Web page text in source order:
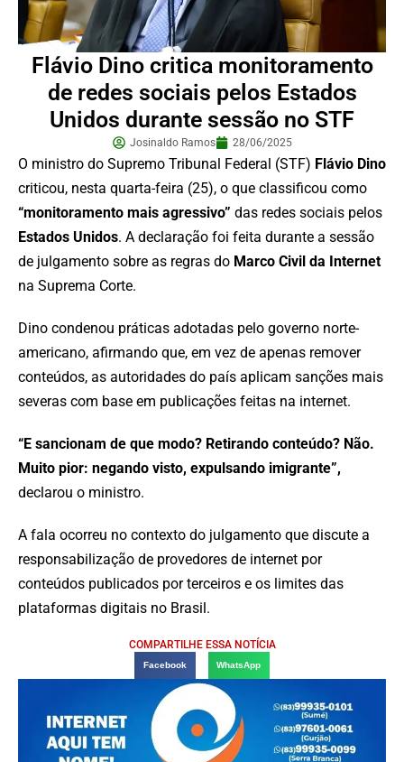
Flávio Dino critica monitoramento
de redes sociais pelos Estados
Unidos durante sessão no STF
Josinaldo Ramos 28/06/2025
O ministro do Supremo Tribunal Federal (STF) Flávio Dino
criticou, nesta quarta-feira (25), o que classificou como
“monitoramento mais agressivo” das redes sociais pelos
Estados Unidos. A declaração foi feita durante a sessão
de julgamento sobre as regras do Marco Civil da Internet
na Suprema Corte.
Dino condenou práticas adotadas pelo governo norte-
americano, afirmando que, em vez de apenas remover
conteúdos, as autoridades do país aplicam sanções mais
severas com base em publicações feitas na internet.
“E sancionam de que modo? Retirando conteúdo? Não.
Muito pior: negando visto, expulsando imigrante”,
declarou o ministro.
A fala ocorreu no contexto do julgamento que discute a
responsabilização de provedores de internet por
conteúdos publicados por terceiros e os limites das
plataformas digitais no Brasil.
COMPARTILHE ESSA NOTÍCIA
Facebook WhatsApp